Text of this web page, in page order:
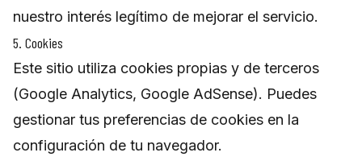
nuestro interés legítimo de mejorar el servicio.
5. Cookies
Este sitio utiliza cookies propias y de terceros
(Google Analytics, Google AdSense). Puedes
gestionar tus preferencias de cookies en la
configuración de tu navegador.